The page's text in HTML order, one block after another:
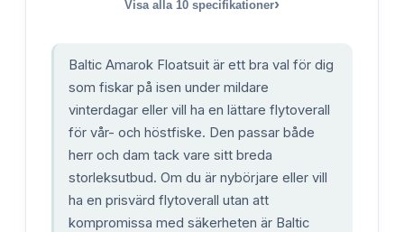
Visa alla 10 specifikationer›
Baltic Amarok Floatsuit är ett bra val för dig
som fiskar på isen under mildare
vinterdagar eller vill ha en lättare flytoverall
för vår- och höstfiske. Den passar både
herr och dam tack vare sitt breda
storleksutbud. Om du är nybörjare eller vill
ha en prisvärd flytoverall utan att
kompromissa med säkerheten är Baltic